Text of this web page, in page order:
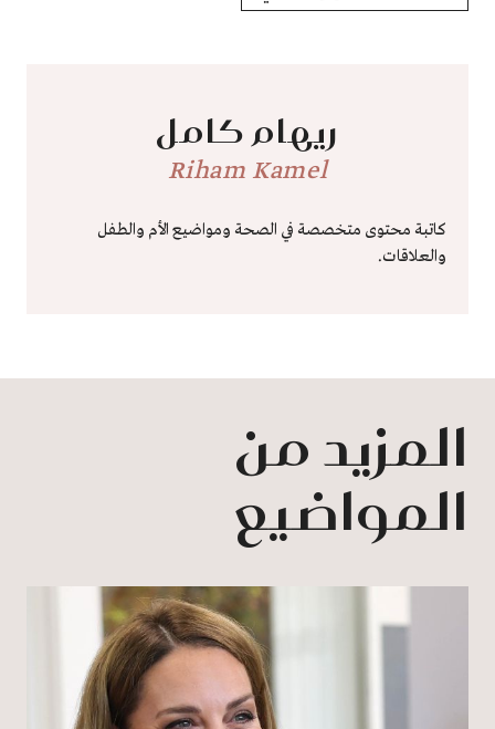
ريهام كامل
Riham Kamel
كاتبة محتوى متخصصة في الصحة ومواضيع الأم والطفل
والعلاقات.
المزيد من
المواضيع